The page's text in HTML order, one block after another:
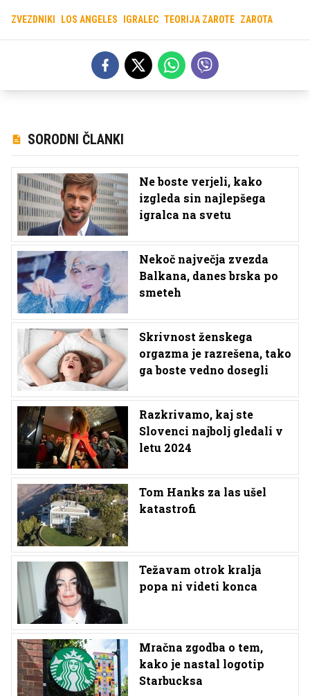
ZVEZDNIKI LOS ANGELES IGRALEC TEORIJA ZAROTE ZAROTA
SORODNI ČLANKI
Ne boste verjeli, kako
izgleda sin najlepšega
igralca na svetu
Nekoč največja zvezda
Balkana, danes brska po
smeteh
Skrivnost ženskega
orgazma je razrešena, tako
ga boste vedno dosegli
Razkrivamo, kaj ste
Slovenci najbolj gledali v
letu 2024
Tom Hanks za las ušel
katastrofi
Težavam otrok kralja
popa ni videti konca
Mračna zgodba o tem,
kako je nastal logotip
Starbucksa